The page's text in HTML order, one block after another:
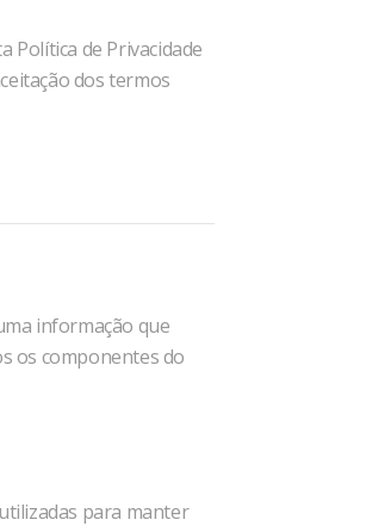
Política de Privacidade
dos termos
informação que
os componentes do
para manter